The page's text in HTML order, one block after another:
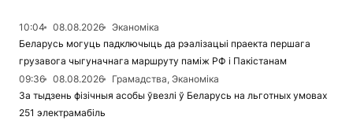
10:04 08.08.2026
Эканоміка
Беларусь могуць падключыць да рэалізацыі праекта першага
грузавога чыгуначнага маршруту паміж РФ і Пакістанам
09:36
08.08.2026
Грамадства, Эканоміка
За тыдзень фізічныя асобы ўвезлі ў Беларусь на льготных умовах
251 электрамабіль